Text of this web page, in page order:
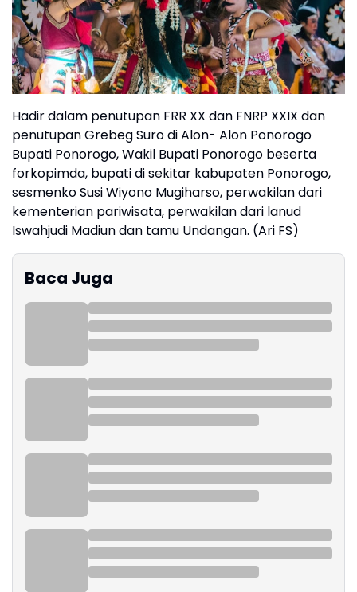
Hadir dalam penutupan FRR XX dan FNRP XXIX dan
penutupan Grebeg Suro di Alon- Alon Ponorogo
Bupati Ponorogo, Wakil Bupati Ponorogo beserta
forkopimda, bupati di sekitar kabupaten Ponorogo,
sesmenko Susi Wiyono Mugiharso, perwakilan dari
kementerian pariwisata, perwakilan dari lanud
Iswahjudi Madiun dan tamu Undangan. (Ari FS)
Baca Juga